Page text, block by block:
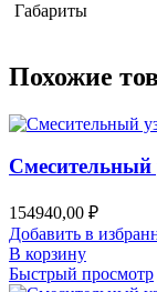
Габариты
Похожие
Смесительный
154940,00 ₽
Добавить в
В корзину
Быстрый просмотр